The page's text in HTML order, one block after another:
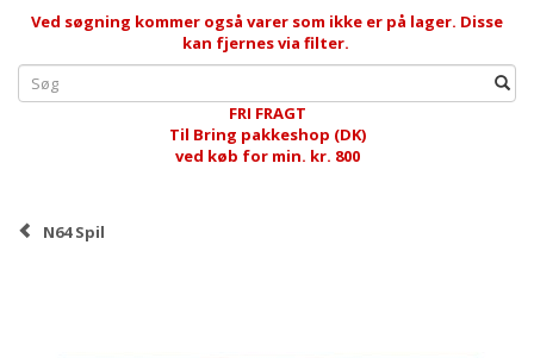
Ved søgning kommer også varer som ikke er på lager. Disse
kan fjernes via filter.
FRI FRAGT
Til Bring pakkeshop (DK)
ved køb for min. kr. 800
N64 Spil